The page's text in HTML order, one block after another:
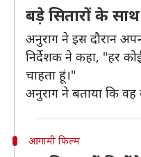
बड़े सितारों के
अनुराग ने इस दौरान
निर्देशक ने कहा, "हर
चाहता हूं।"
अनुराग ने बताया कि
आगामी फिल्म